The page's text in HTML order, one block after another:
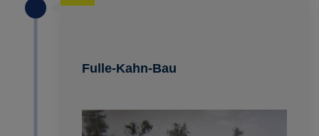
Fulle-Kahn-Bau